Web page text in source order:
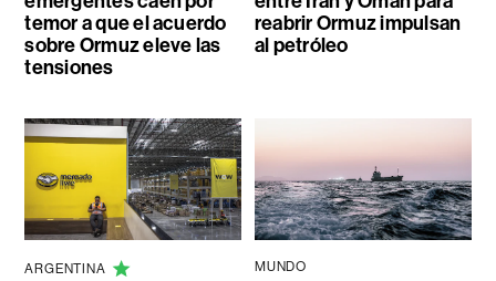
temor a que el acuerdo
sobre Ormuz eleve las
tensiones
reabrir Ormuz impulsan
al petróleo
ARGENTINA MUNDO